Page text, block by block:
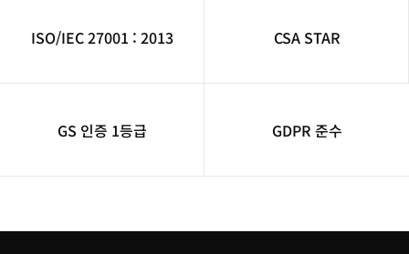
ISO/IEC 27001 : 2013 CSA STAR
GS 인증 1등급 GDPR 준수